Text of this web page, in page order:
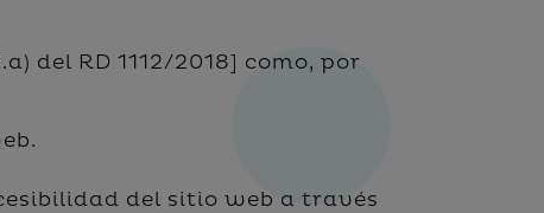
del RD 1112/2018] como, por
del sitio web a través